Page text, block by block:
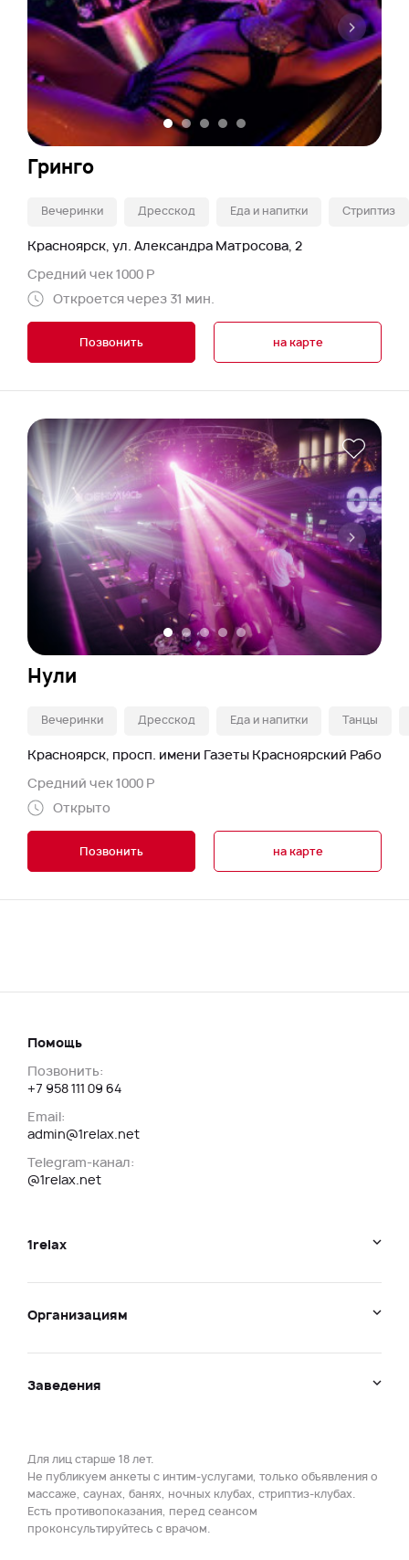
Гринго
Вечеринки Дресскод Еда и напитки Стриптиз
Красноярск, ул. Александра Матросова, 2
Средний чек 1000 Р
Откроется через 31 мин.
Позвонить на карте
Нули
Вечеринки Дресскод Еда и напитки Танцы
Красноярск, просп. имени Газеты Красноярский
Средний чек 1000 Р
Открыто
Позвонить на карте
Помощь
Позвонить:
+7 958 111 09 64
Email:
admin@1relax.net
Telegram-канал:
@1relax.net
1relax
Организациям
Заведения
Для лиц старше 18 лет.
Не публикуем анкеты с интим-услугами, только объявления о
массаже, саунах, банях, ночных клубах, стриптиз-клубах.
Есть противопоказания, перед сеансом
проконсультируйтесь с врачом.